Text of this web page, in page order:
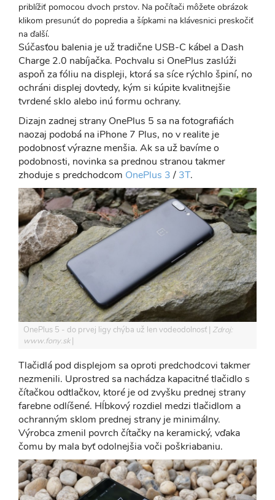
priblížiť pomocou dvoch prstov. Na počítači môžete obrázok
klikom presunúť do popredia a šípkami na klávesnici preskočiť
na ďalší.
Súčasťou balenia je už tradične USB-C kábel a Dash
Charge 2.0 nabíjačka. Pochvalu si OnePlus zaslúži
aspoň za fóliu na displeji, ktorá sa síce rýchlo špiní, no
ochráni displej dovtedy, kým si kúpite kvalitnejšie
tvrdené sklo alebo inú formu ochrany.
Dizajn zadnej strany OnePlus 5 sa na fotografiách
naozaj podobá na iPhone 7 Plus, no v realite je
podobnosť výrazne menšia. Ak sa už bavíme o
podobnosti, novinka sa prednou stranou takmer
zhoduje s predchodcom OnePlus 3/ 3T.
OnePlus 5 - do prvej ligy chýba už len vodeodolnosť Zdroj:
www.fony.sk
Tlačidlá pod displejom sa oproti predchodcovi takmer
nezmenili. Uprostred sa nachádza kapacitné tlačidlo s
čítačkou odtlačkov, ktoré je od zvyšku prednej strany
farebne odlíšené. Hĺbkový rozdiel medzi tlačidlom a
ochranným sklom prednej strany je minimálny.
Výrobca zmenil povrch čítačky na keramický, vďaka
čomu by mala byť odolnejšia voči poškriabaniu.